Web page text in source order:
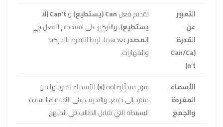
التعبير
عن
القدرة
(Can/Ca
n’t)
تقديم فعلCan (يستطيع) و
Can’t (لا
يستطيع)، والتركيز على استخدام الفعل في
المصدربعدهما، لربط القدرة بالحركة
والمهارات.
الأسماء
المفردة
والجمع
شرح مبدأ إضافة(s)
للأسماء لتحويلها من
مفرد إلى جمع، والتدريب على الأسماء الشاذة
البسيطة التي تقابل الطالب في المنهج.